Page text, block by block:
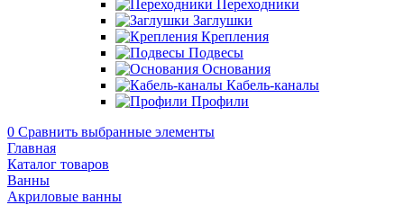
Переходники
Заглушки
Крепления
Подвесы
Основания
Кабель-каналы
Профили
0 Сравнить выбранные элементы
Главная
Каталог товаров
Ванны
Акриловые ванны